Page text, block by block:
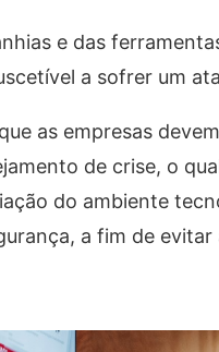
e das
a sofrer um
as empresas
de crise, o
do ambiente
a fim de